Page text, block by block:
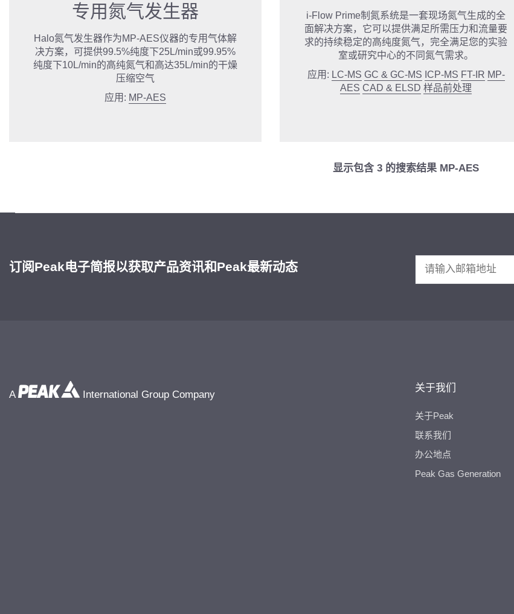
专用氮气发生器
Halo氮气发生器作为MP-AES仪器的专用气体解
决方案，可提供99.5%纯度下25L/min或99.95%
纯度下10L/min的高纯氮气和高达35L/min的干燥
压缩空气
应用: MP-AES
i-Flow Prime制氮系统是一套现场氮气生成的全
面解决方案，它可以提供满足所需压力和流量要
求的持续稳定的高纯度氮气，完全满足您的实验
室或研究中心的不同氮气需求。
应用: LC-MS GC & GC-MS ICP-MS FT-IR MP-
AES CAD & ELSD 样品前处理
显示包含 3 的搜索结果 MP-AES
订阅Peak电子简报以获取产品资讯和Peak最新动态
A International Group Company
关于我们
关于Peak
联系我们
办公地点
Peak Gas Generation